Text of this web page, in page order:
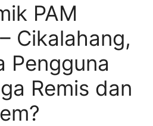
PAM
Cikalahang,
Pengguna
Remis dan